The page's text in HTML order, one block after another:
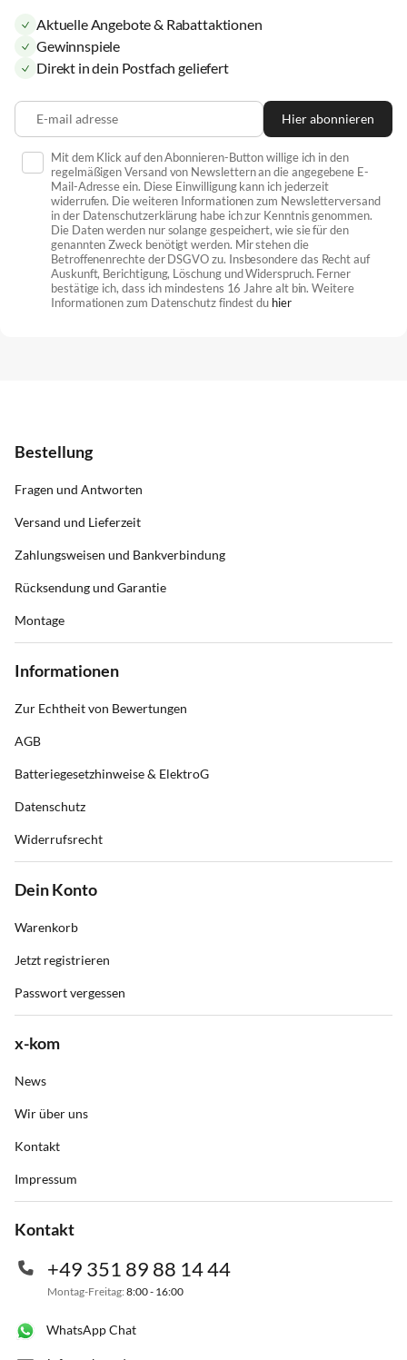
Aktuelle Angebote & Rabattaktionen
Gewinnspiele
Direkt in dein Postfach geliefert
E-mail adresse Hier abonnieren
Mit dem Klick auf den Abonnieren-Button willige ich in den
regelmäßigen Versand von Newslettern an die angegebene E-
Mail-Adresse ein. Diese Einwilligung kann ich jederzeit
widerrufen. Die weiteren Informationen zum Newsletterversand
in der Datenschutzerklärung habe ich zur Kenntnis genommen.
Die Daten werden nur solange gespeichert, wie sie für den
genannten Zweck benötigt werden. Mir stehen die
Betroffenenrechte der DSGVO zu. Insbesondere das Recht auf
Auskunft, Berichtigung, Löschung und Widerspruch. Ferner
bestätige ich, dass ich mindestens 16 Jahre alt bin. Weitere
Informationen zum Datenschutz findest du hier
Bestellung
Fragen und Antworten
Versand und Lieferzeit
Zahlungsweisen und Bankverbindung
Rücksendung und Garantie
Montage
Informationen
Zur Echtheit von Bewertungen
AGB
Batteriegesetzhinweise & ElektroG
Datenschutz
Widerrufsrecht
Dein Konto
Warenkorb
Jetzt registrieren
Passwort vergessen
x-kom
News
Wir über uns
Kontakt
Impressum
Kontakt
+49 351 89 88 14 44
Montag-Freitag: 8:00 - 16:00
WhatsApp Chat